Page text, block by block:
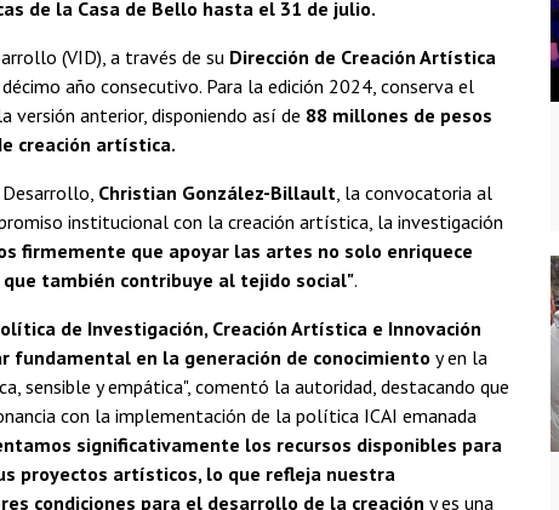
de la Casa de Bello hasta el 31 de julio.
(VID), a través de su Dirección de Creación Artística
año consecutivo. Para la edición 2024, conserva el
anterior, disponiendo así de 88 millones de pesos
creación artística.
Christian González-Billault , la convocatoria al
institucional con la creación artística, la investigación
firmemente que apoyar las artes no solo enriquece
también contribuye al tejido social".
de Investigación, Creación Artística e Innovación
fundamental en la generación de conocimiento y en la
sensible y empática", comentó la autoridad, destacando que
con la implementación de la política ICAI emanada
significativamente los recursos disponibles para
proyectos artísticos, lo que refleja nuestra
condiciones para el desarrollo de la creación y es una